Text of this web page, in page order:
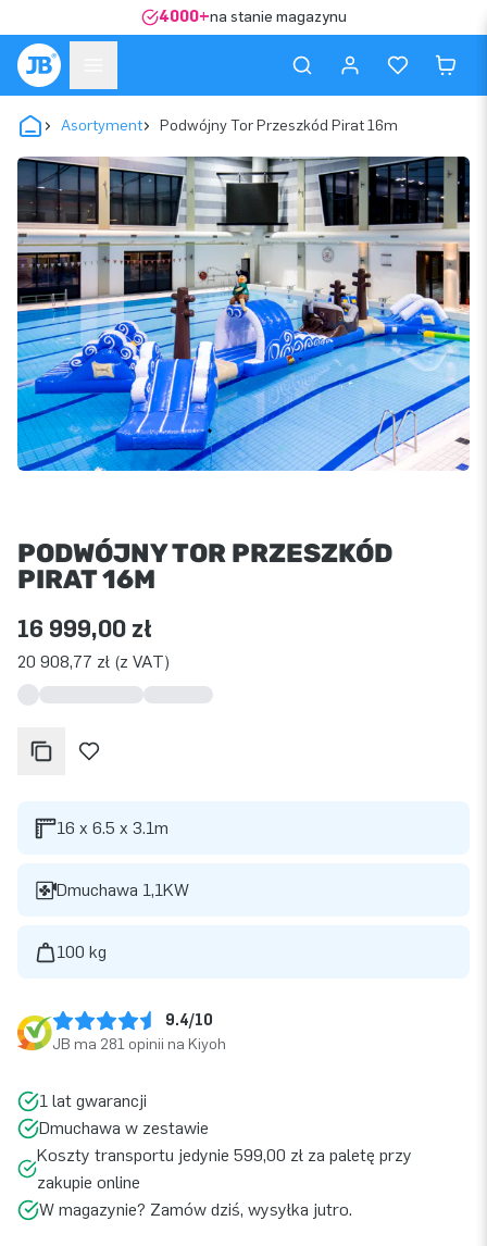
4000+na stanie magazynu
Asortyment Podwójny Tor Przeszkód Pirat 16m
PODWÓJNY TOR PRZESZKÓD
PIRAT 16M
16 999,00 zł
20 908,77 zł (z VAT)
16 x 6.5 x 3.1m
Dmuchawa 1,1KW
100 kg
9.4/10
JB ma 281 opinii na Kiyoh
1 lat gwarancji
Dmuchawa w zestawie
Koszty transportu jedynie 599,00 zł za paletę przy
zakupie online
W magazynie? Zamów dziś, wysyłka jutro.